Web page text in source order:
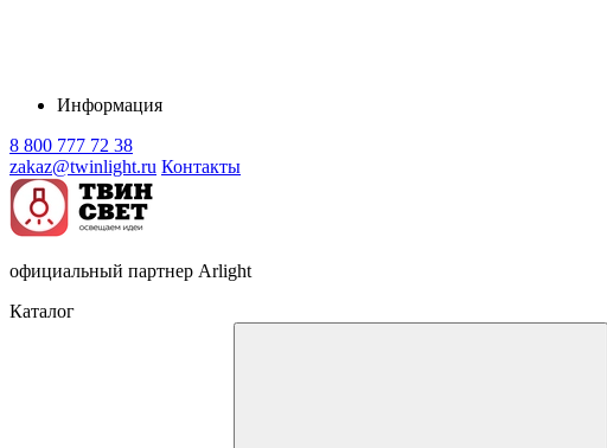
Информация
8 800 777 72 38
zakaz@twinlight.ru Контакты
официальный партнер Arlight
Каталог